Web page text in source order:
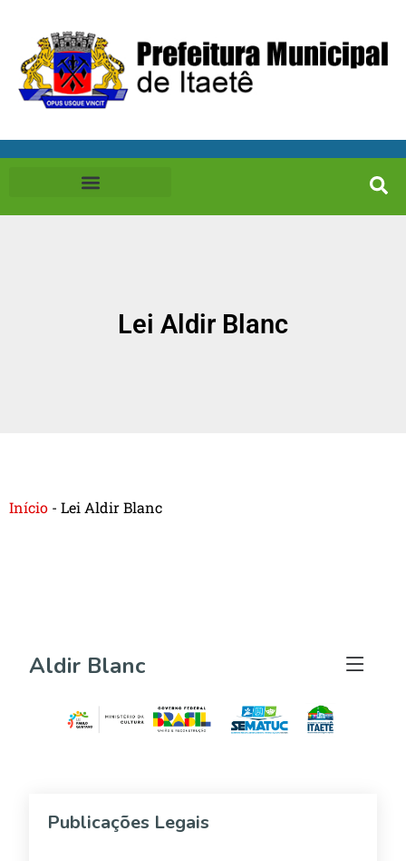
Lei Aldir Blanc
Início - Lei Aldir Blanc
Aldir Blanc
Publicações Legais